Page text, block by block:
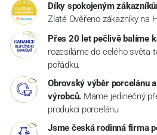
Díky spokojeným
Zlaté Ověřeno zákazníky na
Přes 20 let pečlivě balíme
rozesíláme do celého světa
pořádku.
Obrovský výběr porcelánu
výrobců. Máme jedinečný
produkci porcelánu
Jsme česká rodinná firma